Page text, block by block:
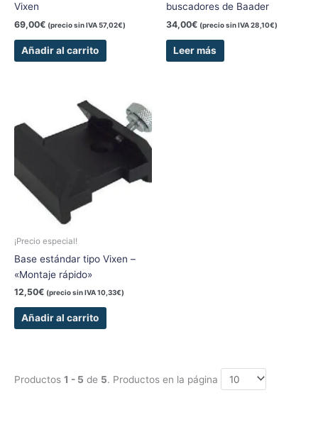
Vixen
69,00€ (precio sin IVA57,02€)
Añadir al carrito
buscadores de Baader
34,00€ (precio sin IVA28,10€)
Leer más
¡Precio especial!
Base estándar tipo Vixen –
«Montaje rápido»
12,50€ (precio sin IVA10,33€)
Añadir al carrito
Productos 1 - 5 de 5. Productos en la página